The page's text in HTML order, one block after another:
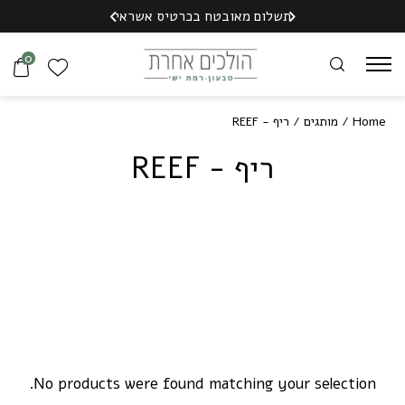
Skip to Contentתשלום מאובטח בכרטיס אשראי
0
Home
/ מותגים / ריף - REEF
ריף - REEF
No products were found matching your selection.